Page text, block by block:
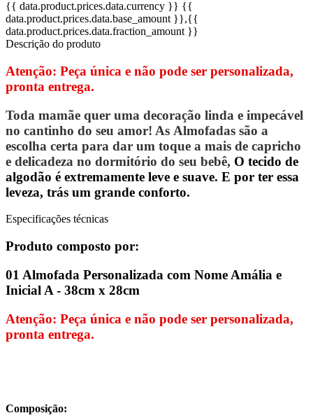
{{ data.product.prices.data.currency }} {{
data.product.prices.data.base_amount }},{{
data.product.prices.data.fraction_amount }}
Descrição do produto
Atenção: Peça única e não pode ser personalizada,
pronta entrega.
Toda mamãe quer uma decoração linda e impecável
no cantinho do seu amor! As Almofadas são a
escolha certa para dar um toque a mais de capricho
e delicadeza no dormitório do seu bebê, O tecido de
algodão é extremamente leve e suave. E por ter essa
leveza, trás um grande conforto.
Especificações técnicas
Produto composto por:
01 Almofada Personalizada com Nome Amália e
Inicial A - 38cm x 28cm
Atenção: Peça única e não pode ser personalizada,
pronta entrega.
Composição: